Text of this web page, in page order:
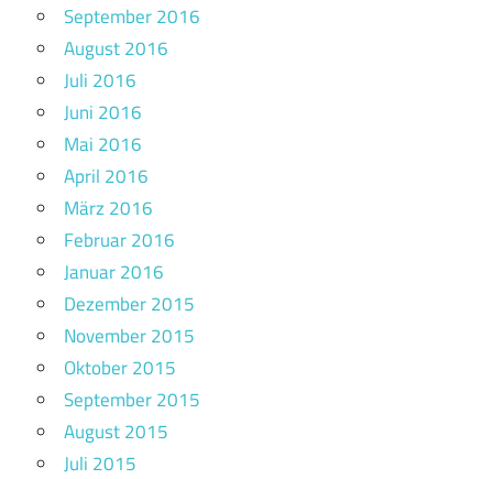
September 2016
August 2016
Juli 2016
Juni 2016
Mai 2016
April 2016
März 2016
Februar 2016
Januar 2016
Dezember 2015
November 2015
Oktober 2015
September 2015
August 2015
Juli 2015